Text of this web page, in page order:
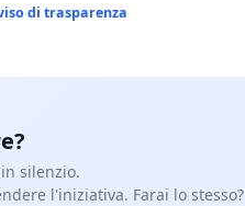
di trasparenza
silenzio.
l'iniziativa. Farai lo stesso?